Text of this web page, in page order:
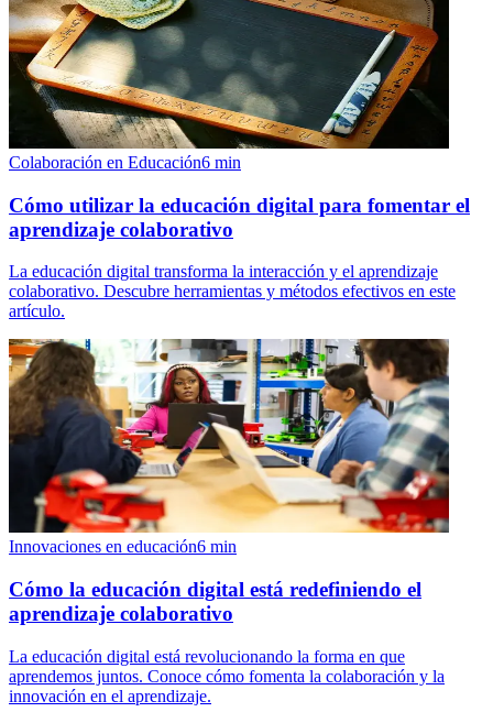
Colaboración en Educación6 min
Cómo utilizar la educación digital para fomentar el
aprendizaje colaborativo
La educación digital transforma la interacción y el aprendizaje
colaborativo. Descubre herramientas y métodos efectivos en este
artículo.
Innovaciones en educación6 min
Cómo la educación digital está redefiniendo el
aprendizaje colaborativo
La educación digital está revolucionando la forma en que
aprendemos juntos. Conoce cómo fomenta la colaboración y la
innovación en el aprendizaje.